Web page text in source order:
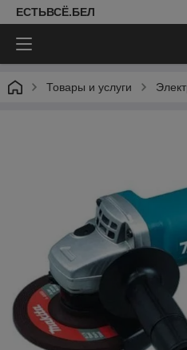
ЕСТЬВСЁ.БЕЛ
Товары и услуги